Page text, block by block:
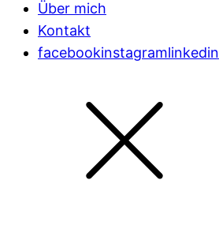
Über mich
Kontakt
facebookinstagramlinkedin